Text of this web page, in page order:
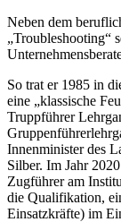
Neben dem
„Troubleshooting“
So trat er 1985 in
eine „klassische
Truppführer
Innenminister des
Silber. Im Jahr
Zugführer am
die Qualifikation,
Einsatzkräfte) im